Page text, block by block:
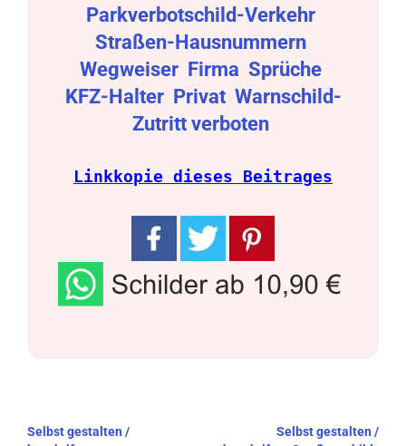
Parkverbotschild-Verkehr
Straßen-Hausnummern
Wegweiser Firma Sprüche
KFZ-Halter Privat Warnschild-
Zutritt verboten
Linkkopie dieses Beitrages
Beitragsnavigation
Selbst gestalten /
Selbst gestalten /